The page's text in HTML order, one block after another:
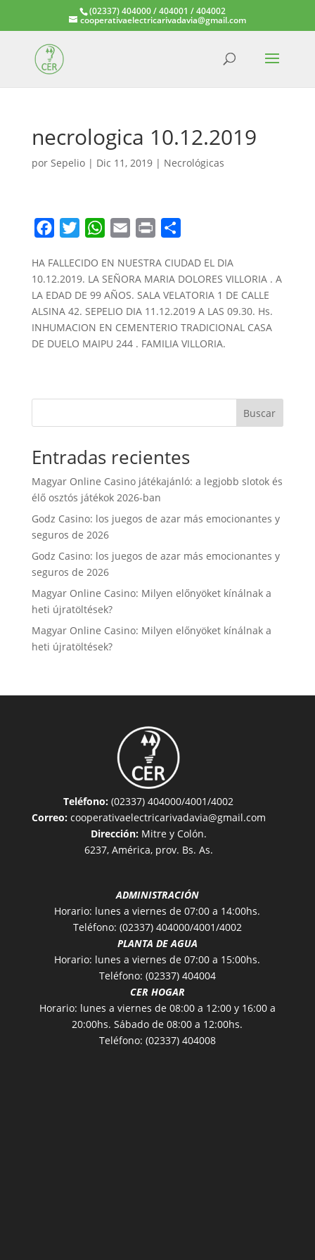
(02337) 404000 / 404001 / 404002
cooperativaelectricarivadavia@gmail.com
necrologica 10.12.2019
por Sepelio| Dic 11, 2019| Necrológicas
c
e
b
o
o
i
t
e
r
W
a
t
s
A
p
a
i
l
i
n
m
p
a
r
t
HA FALLECIDO EN NUESTRA CIUDAD EL DIA
10.12.2019. LA SEÑORA MARIA DOLORES VILLORIA . A
LA EDAD DE 99 AÑOS. SALA VELATORIA 1 DE CALLE
ALSINA 42. SEPELIO DIA 11.12.2019 A LAS 09.30. Hs.
INHUMACION EN CEMENTERIO TRADICIONAL CASA
DE DUELO MAIPU 244 . FAMILIA VILLORIA.
Buscar
Entradas recientes
Magyar Online Casino játékajánló: a legjobb slotok és
élő osztós játékok 2026-ban
Godz Casino: los juegos de azar más emocionantes y
seguros de 2026
Godz Casino: los juegos de azar más emocionantes y
seguros de 2026
Magyar Online Casino: Milyen előnyöket kínálnak a
heti újratöltések?
Magyar Online Casino: Milyen előnyöket kínálnak a
heti újratöltések?
Teléfono: (02337) 404000/4001/4002
Correo:cooperativaelectricarivadavia@gmail.com
Dirección: Mitre y Colón.
6237, América, prov. Bs. As.
ADMINISTRACIÓN
Horario: lunes a viernes de 07:00 a 14:00hs.
Teléfono: (02337) 404000/4001/4002
PLANTA DE AGUA
Horario: lunes a viernes de 07:00 a 15:00hs.
Teléfono: (02337) 404004
CER HOGAR
Horario: lunes a viernes de 08:00 a 12:00 y 16:00 a
20:00hs. Sábado de 08:00 a 12:00hs.
Teléfono: (02337) 404008